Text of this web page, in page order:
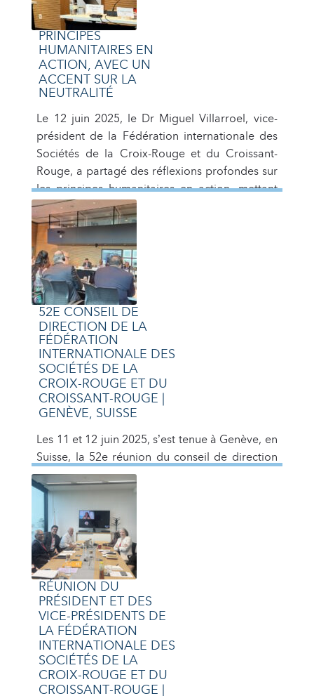
PRINCIPES
HUMANITAIRES EN
ACTION, AVEC UN
ACCENT SUR LA
NEUTRALITÉ
Le 12 juin 2025, le Dr Miguel Villarroel, vice-
président de la Fédération internationale des
Sociétés de la Croix-Rouge et du Croissant-
Rouge, a partagé des réflexions profondes sur
les principes humanitaires en action, mettant
un accent particulier sur la neutralité. Ce
discours a été présenté devant le Conseil
d’administration de la Fédération
internationale, réaffirmant les valeurs […]
52E CONSEIL DE
DIRECTION DE LA
FÉDÉRATION
INTERNATIONALE DES
SOCIÉTÉS DE LA
CROIX-ROUGE ET DU
CROISSANT-ROUGE |
GENÈVE, SUISSE
Les 11 et 12 juin 2025, s’est tenue à Genève, en
Suisse, la 52e réunion du conseil de direction
de la Fédération internationale des Sociétés de
la Croix-Rouge et du Croissant-Rouge. Cet
événement a réuni les représentants clés de
notre organisation, y compris le docteur
Miguel Villarroel, vice-président de la
Fédération. Importance de la réunion […]
RÉUNION DU
PRÉSIDENT ET DES
VICE-PRÉSIDENTS DE
LA FÉDÉRATION
INTERNATIONALE DES
SOCIÉTÉS DE LA
CROIX-ROUGE ET DU
CROISSANT-ROUGE |